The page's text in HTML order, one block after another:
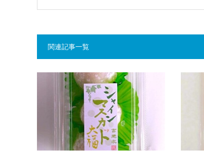
関連記事一覧